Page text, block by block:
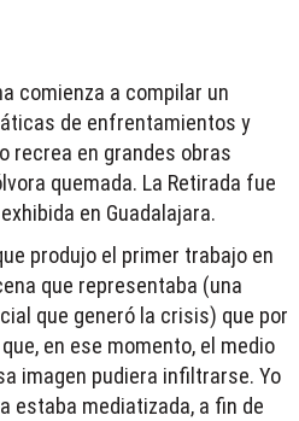
comienza a compilar un
de enfrentamientos y
recrea en grandes obras
quemada. La Retirada fue
en Guadalajara.
produjo el primer trabajo en
que representaba (una
que generó la crisis) que por
en ese momento, el medio
imagen pudiera infiltrarse. Yo
estaba mediatizada, a fin de